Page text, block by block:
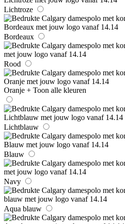
Lichtroze
Bordeaux
Rood
Oranje + Toon alle kleuren
Lichtblauw
Blauw
Navy
Aqua blauw